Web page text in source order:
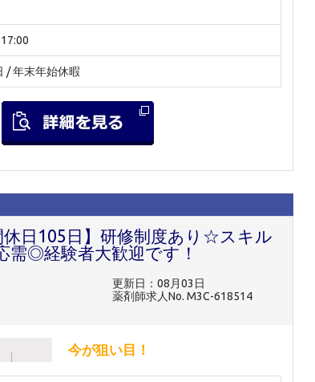
/ 年末年始休暇
休日105日】研修制度あり☆スキル
需◎経験者大歓迎です！
更新日：08月03日
薬剤師求人No. M3C-618514
今が狙い目！